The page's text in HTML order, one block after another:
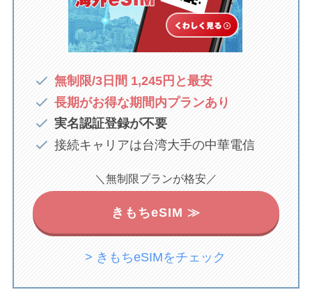
無制限/3日間 1,245円 と最安
長期がお得な期間内プランあり
実名認証登録が不要
接続キャリアは台湾大手の中華電信
＼無制限プランが格安／
きもちeSIM ≫
> きもちeSIMをチェック